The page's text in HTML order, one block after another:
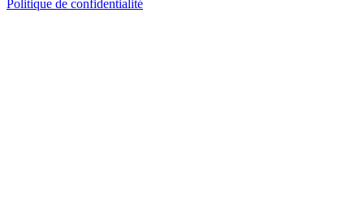
Politique de confidentialité